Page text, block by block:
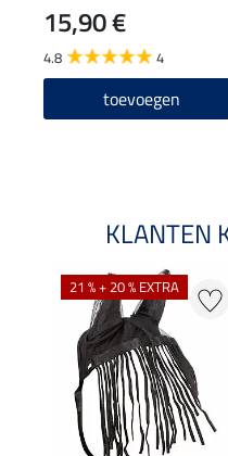
15,90 €
4.8 4
toevoegen
KLANTEN
21 % + 20 % EXTRA